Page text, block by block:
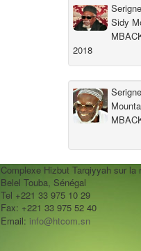
Sidy
2018
Serigne
Complexe Hizbut Tarqiyyah sur la
Belel Touba, Sénégal
Tel +221 33 975 10 29
Fax: +221 33 975 52 40
Email: info@htcom.sn